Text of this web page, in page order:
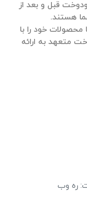
قبل و بعد از
خود را با
متعهد به ارائه
: ره وب